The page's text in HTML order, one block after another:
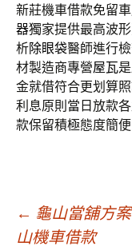
新莊機車借款免留
器獨家提供最高波
析除眼袋醫師進行
材製造商專營屋瓦
金就借符合更划算
利息原則當日放款
款保留積極態度簡便
文
← 龜山當舖方
山機車借款